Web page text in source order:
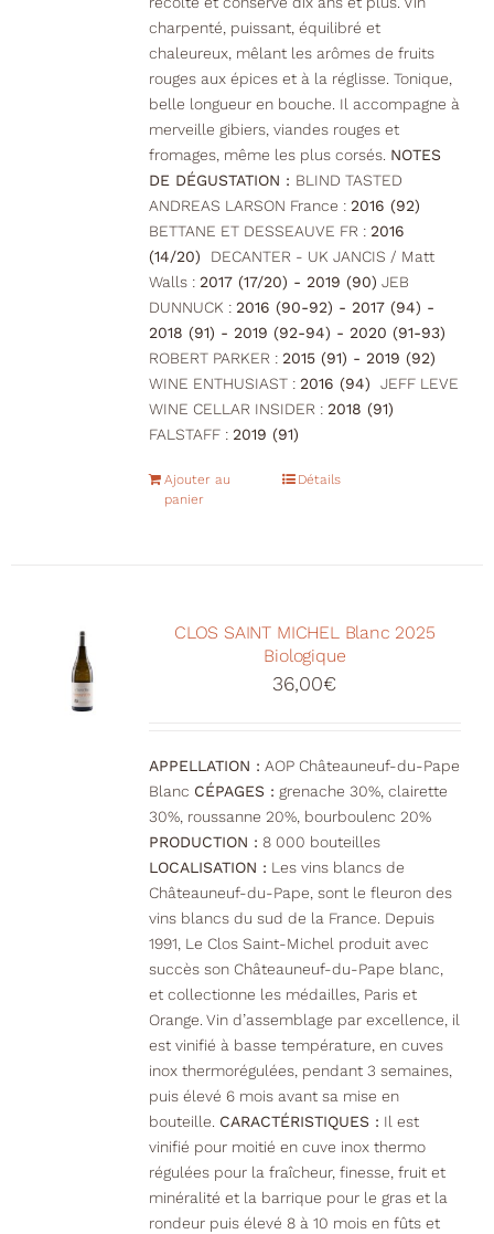
charpenté, puissant, équilibré et
chaleureux, mêlant les arômes de fruits
rouges aux épices et à la réglisse. Tonique,
belle longueur en bouche. Il accompagne à
merveille gibiers, viandes rouges et
fromages, même les plus corsés. NOTES
DE DÉGUSTATION : BLIND TASTED
ANDREAS LARSON France : 2016 (92)
BETTANE ET DESSEAUVE FR : 2016
(14/20)
DECANTER - UK JANCIS / Matt
Walls : 2017 (17/20) - 2019 (90) JEB
DUNNUCK : 2016 (90-92) - 2017 (94) -
2018 (91) - 2019 (92-94) - 2020 (91-93)
ROBERT PARKER : 2015 (91) - 2019 (92)
WINE ENTHUSIAST : 2016 (94)
JEFF LEVE
WINE CELLAR INSIDER : 2018 (91)
FALSTAFF : 2019 (91)
Ajouter au
panier
Détails
CLOS SAINT MICHEL Blanc 2025
Biologique
36,00€
APPELLATION : AOP Châteauneuf-du-Pape
Blanc CÉPAGES : grenache 30%, clairette
30%, roussanne 20%, bourboulenc 20%
PRODUCTION : 8 000 bouteilles
LOCALISATION : Les vins blancs de
Châteauneuf-du-Pape, sont le fleuron des
vins blancs du sud de la France. Depuis
1991, Le Clos Saint-Michel produit avec
succès son Châteauneuf-du-Pape blanc,
et collectionne les médailles, Paris et
Orange. Vin d’assemblage par excellence, il
est vinifié à basse température, en cuves
inox thermorégulées, pendant 3 semaines,
puis élevé 6 mois avant sa mise en
bouteille. CARACTÉRISTIQUES : Il est
vinifié pour moitié en cuve inox thermo
régulées pour la fraîcheur, finesse, fruit et
minéralité et la barrique pour le gras et la
rondeur puis élevé 8 à 10 mois en fûts et